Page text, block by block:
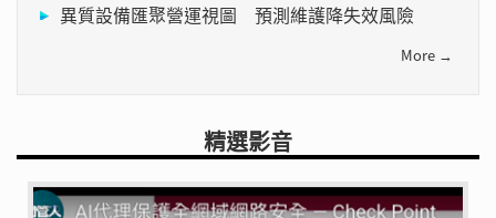
異質設備匯聚營運視圖 預測維護降失效風險
More →
精選影音